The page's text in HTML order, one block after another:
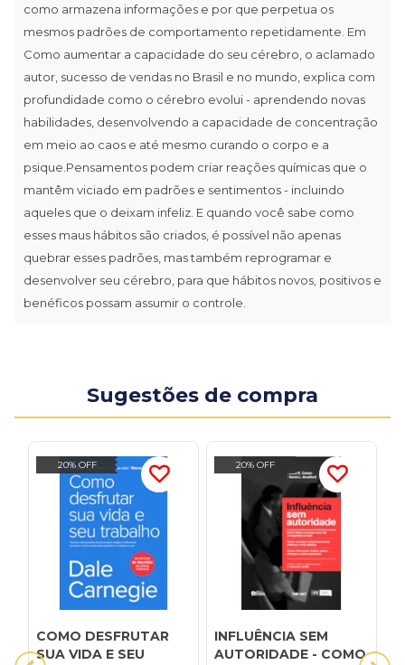
como armazena informações e por que perpetua os
mesmos padrões de comportamento repetidamente. Em
Como aumentar a capacidade do seu cérebro, o aclamado
autor, sucesso de vendas no Brasil e no mundo, explica com
profundidade como o cérebro evolui - aprendendo novas
habilidades, desenvolvendo a capacidade de concentração
em meio ao caos e até mesmo curando o corpo e a
psique.Pensamentos podem criar reações químicas que o
mantêm viciado em padrões e sentimentos - incluindo
aqueles que o deixam infeliz. E quando você sabe como
esses maus hábitos são criados, é possível não apenas
quebrar esses padrões, mas também reprogramar e
desenvolver seu cérebro, para que hábitos novos, positivos e
benéficos possam assumir o controle.
Sugestões de compra
20% OFF
COMO DESFRUTAR
SUA VIDA E SEU
20% OFF
INFLUÊNCIA SEM
AUTORIDADE - COMO